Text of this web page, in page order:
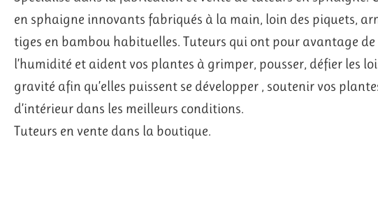
en sphaigne innovants fabriqués à la main, loin des piquets,
tiges en bambou habituelles. Tuteurs qui ont pour avantage
l’humidité et aident vos plantes à grimper, pousser, défier les
gravité afin qu’elles puissent se développer , soutenir vos
d’intérieur dans les meilleurs conditions.
Tuteurs en vente dans la boutique.